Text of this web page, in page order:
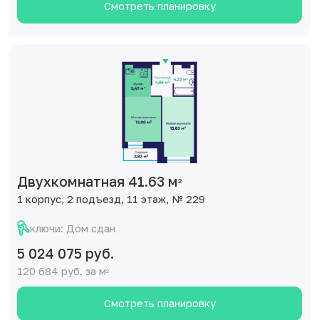
Смотреть планировку
Двухкомнатная 41.63 м2
1 корпус, 2 подъезд, 11 этаж, № 229
ключи: Дом сдан
5 024 075 руб.
120 684 руб. за м2
Смотреть планировку